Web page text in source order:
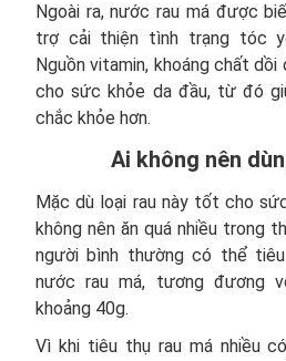
Ngoài ra, nước rau má được
trợ cải thiện tình trạng tóc
Nguồn vitamin, khoáng chất
cho sức khỏe da đầu, từ đó
chắc khỏe hơn.
Ai không nên
Mặc dù loại rau này tốt cho
không nên ăn quá nhiều trong
người bình thường có thể
nước rau má, tương đương
khoảng 40g.
Vì khi tiêu thụ rau má nhiều